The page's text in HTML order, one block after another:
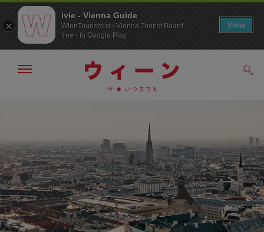
へ
ジ
の
ト
ッ
プ
へ
メ
非
表
示
ivie - Vienna Guide
WienTourismus / Vienna Tourist Board
free - In Google Play
View